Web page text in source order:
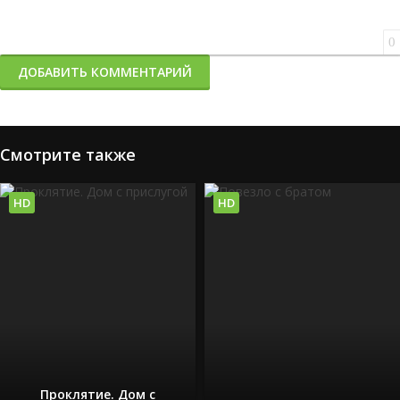
0
ДОБАВИТЬ КОММЕНТАРИЙ
Смотрите также
Проклятие. Дом с
HD HD